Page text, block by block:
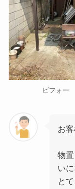
ビフォー
お
物
い
と